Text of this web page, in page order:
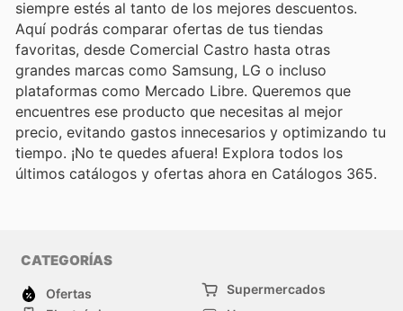
siempre estés al tanto de los mejores descuentos.
Aquí podrás comparar ofertas de tus tiendas
favoritas, desde Comercial Castro hasta otras
grandes marcas como Samsung, LG o incluso
plataformas como Mercado Libre. Queremos que
encuentres ese producto que necesitas al mejor
precio, evitando gastos innecesarios y optimizando tu
tiempo. ¡No te quedes afuera! Explora todos los
últimos catálogos y ofertas ahora en Catálogos 365.
CATEGORÍAS
Ofertas
Supermercados